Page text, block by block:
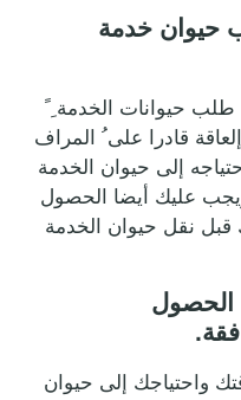
حيوان خدمة
حيوانات الخدمة
قادرا على ُ المراف
إلى حيوان الخدمة
عليك أيضا الحصول
نقل حيوان الخدمة
الحصول
واحتياجك إلى حيوان